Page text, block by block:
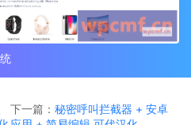
下一篇： 秘密呼叫拦截器 + 安卓